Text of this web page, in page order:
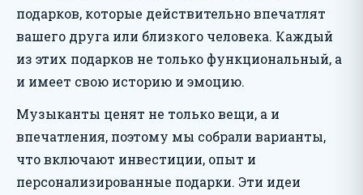
подарков, которые действительно впечатлят
вашего друга или близкого человека. Каждый
из этих подарков не только функциональный, а
и имеет свою историю и эмоцию.
Музыканты ценят не только вещи, а и
впечатления, поэтому мы собрали варианты,
что включают инвестиции, опыт и
персонализированные подарки. Эти идеи